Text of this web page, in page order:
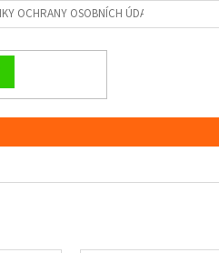
OCHRANY OSOBNÍCH ÚDAJŮ GDPR